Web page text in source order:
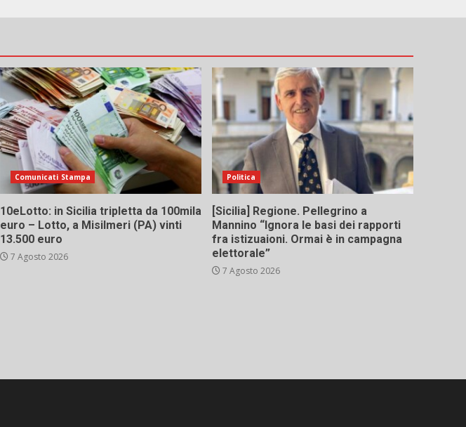
Comunicati Stampa
10eLotto: in Sicilia tripletta da 100mila
euro – Lotto, a Misilmeri (PA) vinti
13.500 euro
7 Agosto 2026
Politica
[Sicilia] Regione. Pellegrino a
Mannino “Ignora le basi dei rapporti
fra istizuaioni. Ormai è in campagna
elettorale”
7 Agosto 2026